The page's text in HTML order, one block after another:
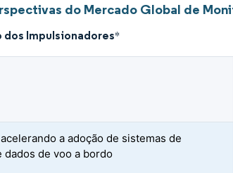
do Mercado Global de
dos Impulsionadores*
a adoção de sistemas de
dados de voo a bordo